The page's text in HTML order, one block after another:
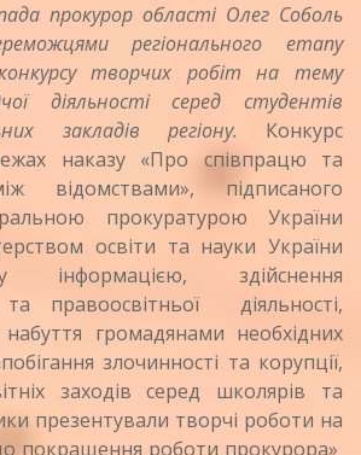
області Олег Соболь
регіонального етапу
конкурсу творчих робіт на тему
діяльності серед студентів
закладів регіону. Конкурс
наказу «Про співпрацю та
відомствами», підписаного
прокуратурою України
освіти та науки України
інформацією, здійснення
та правоосвітньої діяльності,
громадянами необхідних
злочинності та корупції,
заходів серед школярів та
презентували творчі роботи на
покращення роботи прокурора»